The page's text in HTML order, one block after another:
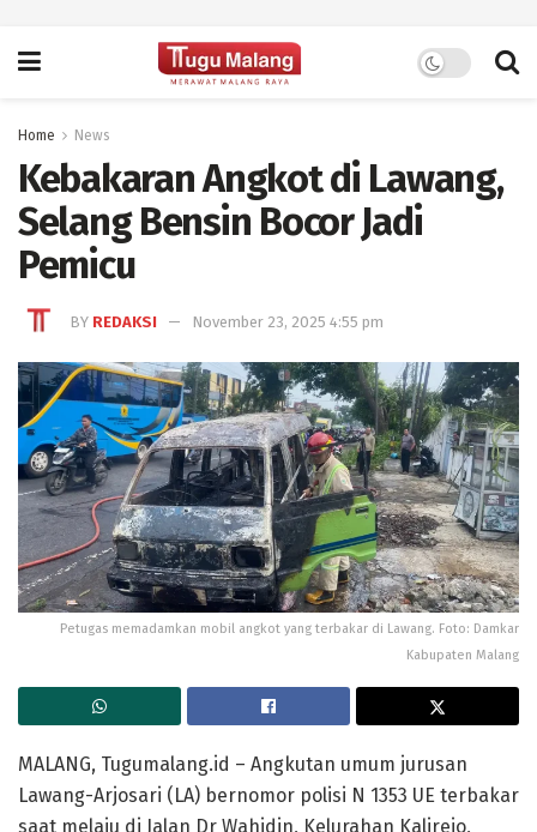
Home News
Kebakaran Angkot di Lawang,
Selang Bensin Bocor Jadi
Pemicu
BY REDAKSI November 23, 2025 4:55 pm
Petugas memadamkan mobil angkot yang terbakar di Lawang. Foto: Damkar
Kabupaten Malang
MALANG, Tugumalang.id – Angkutan umum jurusan
Lawang-Arjosari (LA) bernomor polisi N 1353 UE terbakar
saat melaju di Jalan Dr Wahidin, Kelurahan Kalirejo,